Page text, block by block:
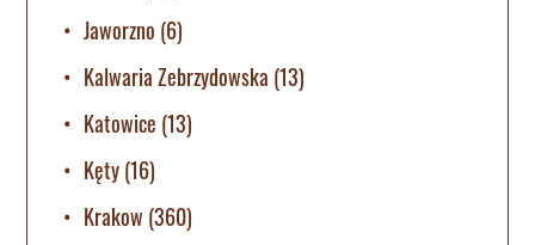
Jaworzno (6)
Kalwaria Zebrzydowska (13)
Katowice (13)
Kęty(16)
Krakow (360)